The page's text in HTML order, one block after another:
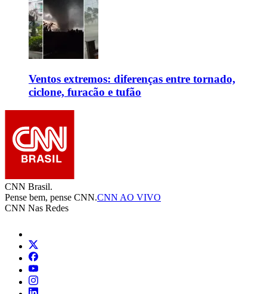
Ventos extremos: diferenças entre tornado,
ciclone, furacão e tufão
CNN Brasil.
Pense bem, pense CNN.CNN AO VIVO
CNN Nas Redes